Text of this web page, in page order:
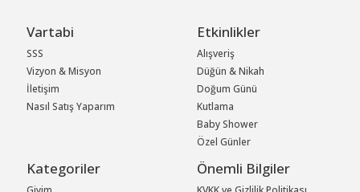
Vartabi
SSS
Vizyon & Misyon
İletişim
Nasıl Satış Yaparım
Etkinlikler
Alışveriş
Düğün & Nikah
Doğum Günü
Kutlama
Baby Shower
Özel Günler
Kategoriler Önemli Bilgiler